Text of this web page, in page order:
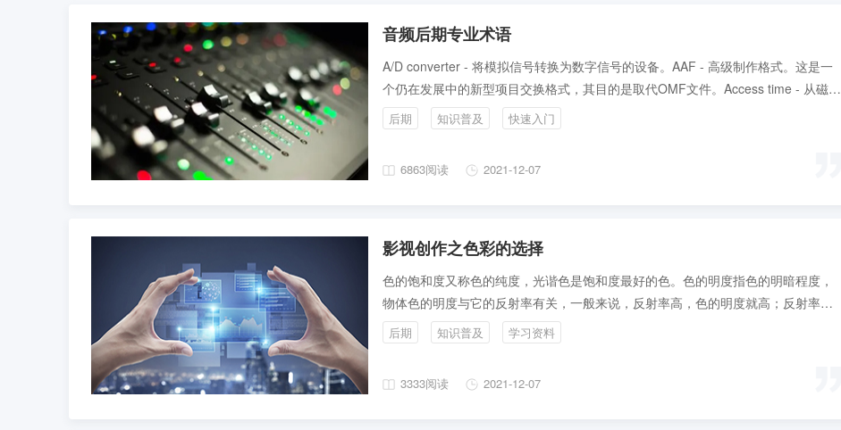
音频后期专业术语
A/D converter - 将模拟信号转换为数字信号的设备。AAF - 高级制作格式。这是一
个仍在发展中的新型项目交换格式，其目的是取代OMF文件。Access time - 从磁盘
中检索、读取视频或声音所需要的访问时间，访问的目标可以是硬盘、记录声音或
像的磁带，或者其他形式的声音资料库等。
后期 知识普及 快速入门
6863阅读 2021-12-07
影视创作之色彩的选择
色的饱和度又称色的纯度，光谐色是饱和度最好的色。色的明度指色的明暗程度，
物体色的明度与它的反射率有关，一般来说，反射率高，色的明度就高；反射率
低，色的明度就低。色的饱和度越好明度越高、越鲜艳，对人的视觉刺激就越大，
所以往往显得热烈；相反，色的饱和度差、明度低，对人的视觉刺激也就弱，所以
后期 知识普及 学习资料
3333阅读 2021-12-07